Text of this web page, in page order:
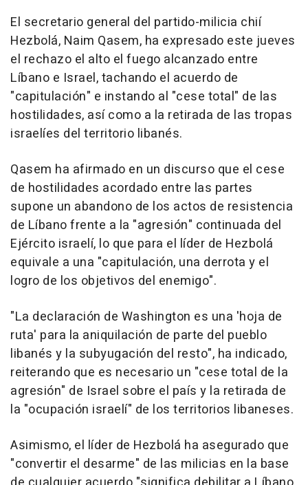
El secretario general del partido-milicia chií
Hezbolá, Naim Qasem, ha expresado este jueves
el rechazo el alto el fuego alcanzado entre
Líbano e Israel, tachando el acuerdo de
"capitulación" e instando al "cese total" de las
hostilidades, así como a la retirada de las tropas
israelíes del territorio libanés.
Qasem ha afirmado en un discurso que el cese
de hostilidades acordado entre las partes
supone un abandono de los actos de resistencia
de Líbano frente a la "agresión" continuada del
Ejército israelí, lo que para el líder de Hezbolá
equivale a una "capitulación, una derrota y el
logro de los objetivos del enemigo".
"La declaración de Washington es una 'hoja de
ruta' para la aniquilación de parte del pueblo
libanés y la subyugación del resto", ha indicado,
reiterando que es necesario un "cese total de la
agresión" de Israel sobre el país y la retirada de
la "ocupación israelí" de los territorios libaneses.
Asimismo, el líder de Hezbolá ha asegurado que
"convertir el desarme" de las milicias en la base